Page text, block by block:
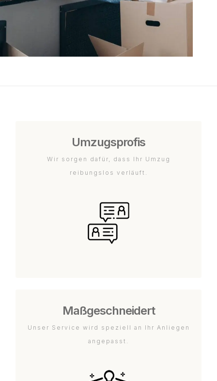
Umzugsprofis
Wir sorgen dafür, dass Ihr Umzug
reibungslos verläuft.
Maßgeschneidert
Unser Service wird speziell an Ihr Anliegen
angepasst.